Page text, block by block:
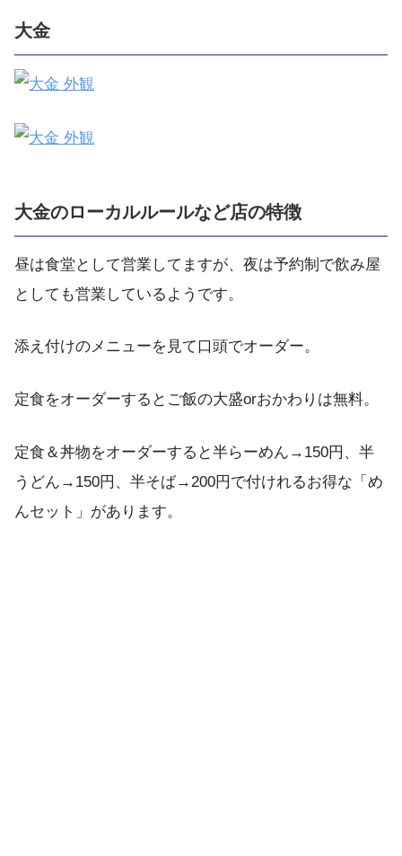
大金
大金のローカルルールなど店の特徴
昼は食堂として営業してますが、夜は予約制で飲み屋
としても営業しているようです。
添え付けのメニューを見て口頭でオーダー。
定食をオーダーするとご飯の大盛orおかわりは無料。
定食＆丼物をオーダーすると半らーめん→150円、半
うどん→150円、半そば→200円で付けれるお得な「め
んセット」があります。